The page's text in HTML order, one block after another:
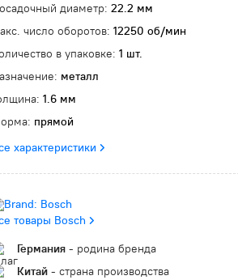
диаметр: 22.2 мм
число оборотов: 12250 об/мин
в упаковке: 1 шт.
металл
1.6 мм
прямой
характеристики
товары Bosch
Германия - родина бренда
Китай - страна производства